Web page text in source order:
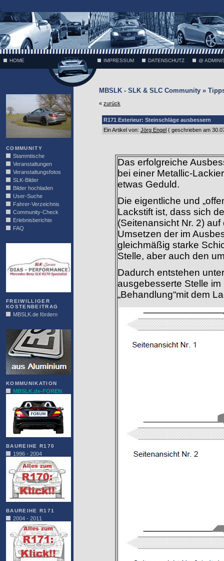
;
HOME IMPRESSUM DATENSCHUTZ @
COMMUNITY
Stammtische
Veranstaltungen
Veranstaltungsfotos
SLK-Bilder
Bilder hochladen
User-Suche
Fahrer-Verzeichnis
Community-Check
Erlebnisberichte
FAQ
FREIWILLIGER
KOSTENBEITRAG
MBSLK.de fördern
KOMMUNIKATION
MBSLK.de-FOREN
BAUREIHE R170
1996 - 2004
BAUREIHE R171
2004 - 2011
MBSLK - SLK & SLC Community »
« zurück
R171 Exterieur: Steinschläge ausbessern
Ein Artikel von: Jörg Engel ( geschrieben am
Das erfolgreiche
bei einer Metallic-
etwas Geduld.
Die eigentliche und
Lackstift ist, dass sich
(Seitenansicht Nr. 2)
Umsetzen der im
gleichmäßig starke
Stelle, aber auch den
Dadurch entstehen
ausgebesserte Stelle
„Behandlung“mit dem